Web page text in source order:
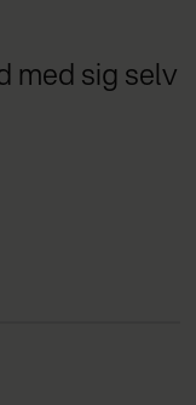
med sig selv